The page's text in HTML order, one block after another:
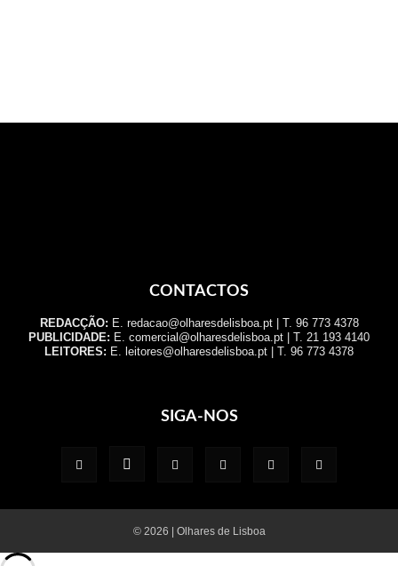
CONTACTOS
REDACÇÃO: E. redacao@olharesdelisboa.pt | T. 96 773 4378
PUBLICIDADE: E. comercial@olharesdelisboa.pt | T. 21 193 4140
LEITORES: E. leitores@olharesdelisboa.pt | T. 96 773 4378
SIGA-NOS
© 2026 | Olhares de Lisboa